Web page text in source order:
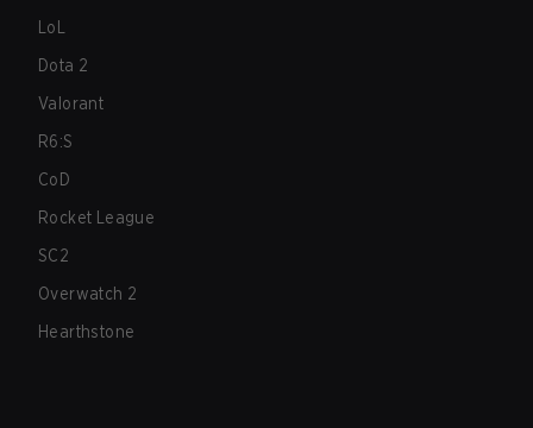
LoL
Dota 2
Valorant
R6:S
CoD
Rocket League
SC2
Overwatch 2
Hearthstone